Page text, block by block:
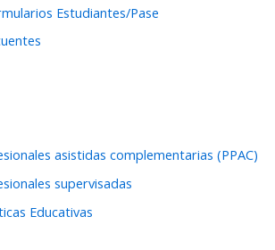
Estudiantes/Pase
asistidas complementarias (PPAC)
supervisadas
Educativas